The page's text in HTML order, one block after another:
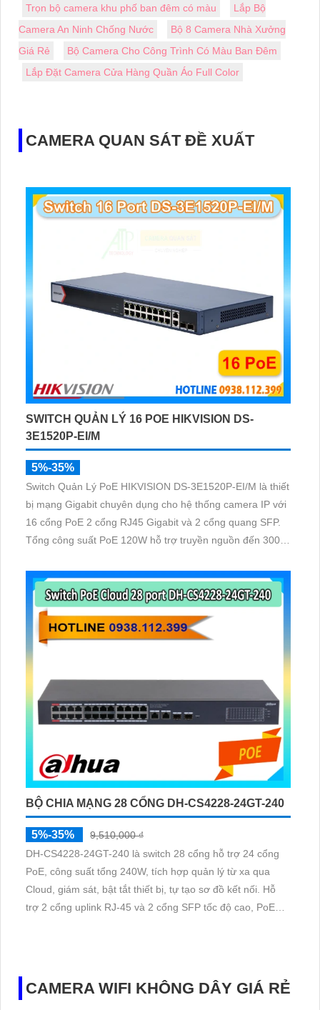
Trọn bộ camera khu phố ban đêm có màu
Lắp Bộ
Camera An Ninh Chống Nước
Bộ 8 Camera Nhà Xưởng
Giá Rẻ
Bộ Camera Cho Công Trình Có Màu Ban Đêm
Lắp Đặt Camera Cửa Hàng Quần Áo Full Color
CAMERA QUAN SÁT ĐỀ XUẤT
SWITCH QUẢN LÝ 16 POE HIKVISION DS-
3E1520P-EI/M
5%-35%
Switch Quản Lý PoE HIKVISION DS-3E1520P-EI/M là thiết
bị mạng Gigabit chuyên dụng cho hệ thống camera IP với
16 cổng PoE 2 cổng RJ45 Gigabit và 2 cổng quang SFP.
Tổng công suất PoE 120W hỗ trợ truyền nguồn đến 300m
BỘ CHIA MẠNG 28 CỔNG DH-CS4228-24GT-240
5%-35%
9,510,000 ₫
DH-CS4228-24GT-240 là switch 28 cổng hỗ trợ 24 cổng
PoE, công suất tổng 240W, tích hợp quản lý từ xa qua
Cloud, giám sát, bật tắt thiết bị, tự tạo sơ đồ kết nối. Hỗ
trợ 2 cổng uplink RJ-45 và 2 cổng SFP tốc độ cao, PoE
CAMERA WIFI KHÔNG DÂY GIÁ RẺ